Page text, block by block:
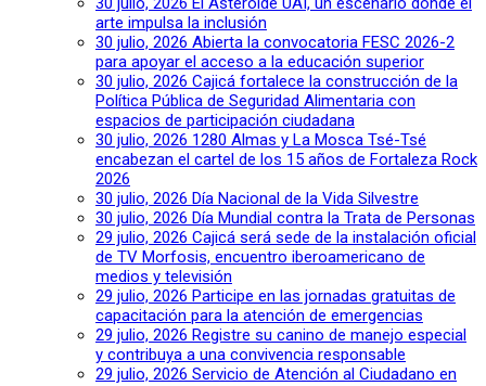
arte impulsa la inclusión
30 julio, 2026 Abierta la convocatoria FESC 2026-2
para apoyar el acceso a la educación superior
30 julio, 2026 Cajicá fortalece la construcción de la
Política Pública de Seguridad Alimentaria con
espacios de participación ciudadana
30 julio, 2026 1280 Almas y La Mosca Tsé-Tsé
encabezan el cartel de los 15 años de Fortaleza Rock
2026
30 julio, 2026 Día Nacional de la Vida Silvestre
30 julio, 2026 Día Mundial contra la Trata de Personas
29 julio, 2026 Cajicá será sede de la instalación oficial
de TV Morfosis, encuentro iberoamericano de
medios y televisión
29 julio, 2026 Participe en las jornadas gratuitas de
capacitación para la atención de emergencias
29 julio, 2026 Registre su canino de manejo especial
y contribuya a una convivencia responsable
29 julio, 2026 Servicio de Atención al Ciudadano en